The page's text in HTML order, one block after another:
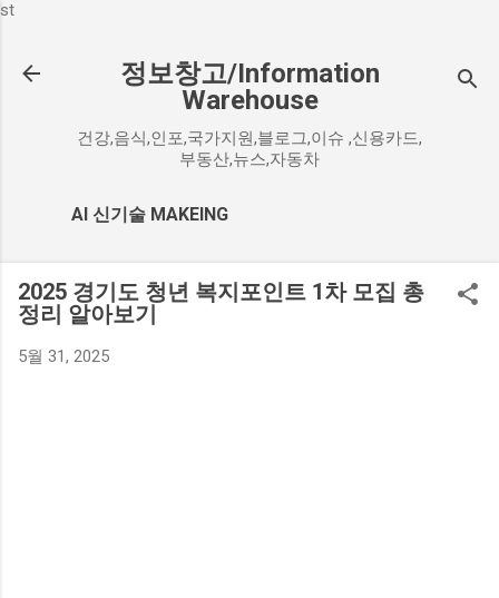
st
정보창고/Information
Warehouse
건강,음식,인포,국가지원,블로그,이슈 ,신용카드,
부동산,뉴스,자동차
AI 신기술 MAKEING
2025 경기도 청년 복지포인트 1차 모집 총
정리 알아보기
5월 31, 2025